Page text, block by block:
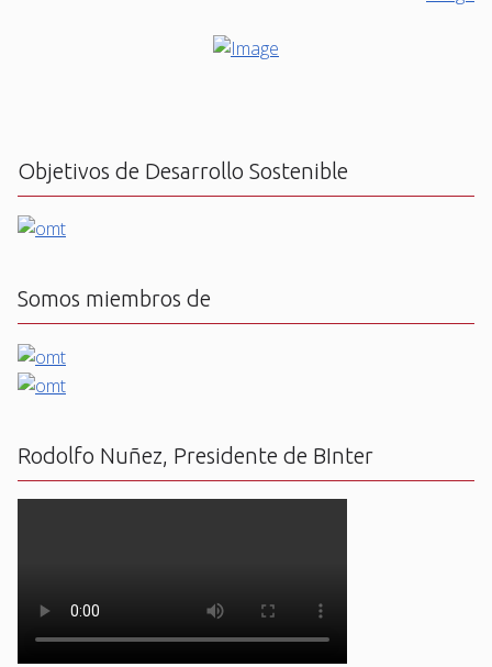
Objetivos de Desarrollo Sostenible
Somos miembros de
Rodolfo Nuñez, Presidente de BInter